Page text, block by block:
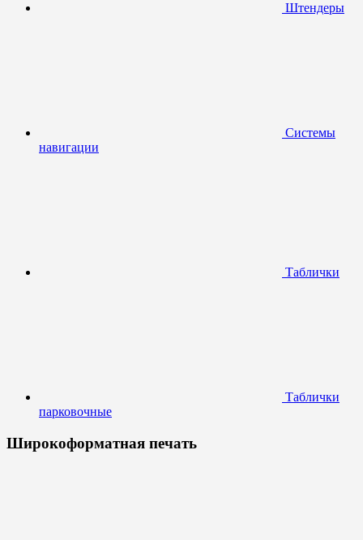
Штендеры
Системы
навигации
Таблички
Таблички
парковочные
Широкоформатная печать